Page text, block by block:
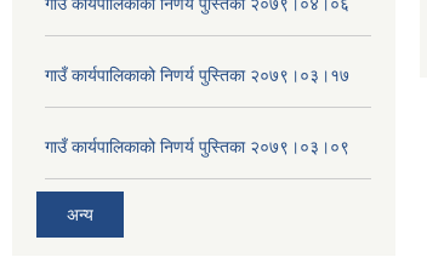
गाउँ कार्यपालिकाको निणर्य पुस्तिका २०७९।०३।१७
गाउँ कार्यपालिकाको निणर्य पुस्तिका २०७९।०३।०९
अन्य